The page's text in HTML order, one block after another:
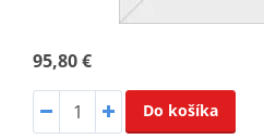
95,80 €
Do košíka